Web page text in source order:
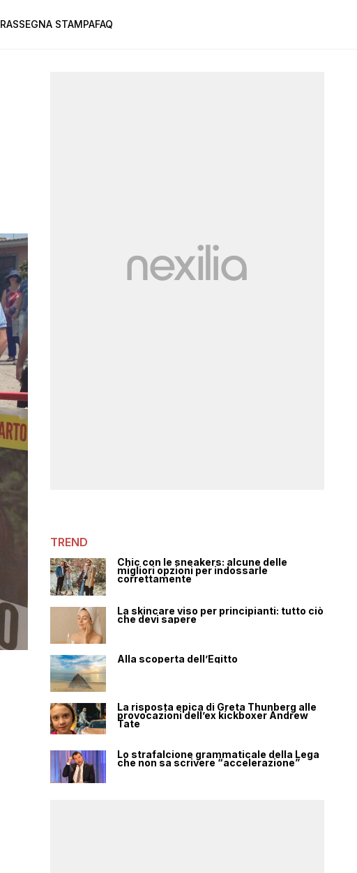
RASSEGNA STAMPAFAQ
TREND
Chic con le sneakers: alcune delle
migliori opzioni per indossarle
correttamente
La skincare viso per principianti: tutto ciò
che devi sapere
Alla scoperta dell’Egitto
La risposta epica di Greta Thunberg alle
provocazioni dell’ex kickboxer Andrew
Tate
Lo strafalcione grammaticale della Lega
che non sa scrivere “accelerazione”